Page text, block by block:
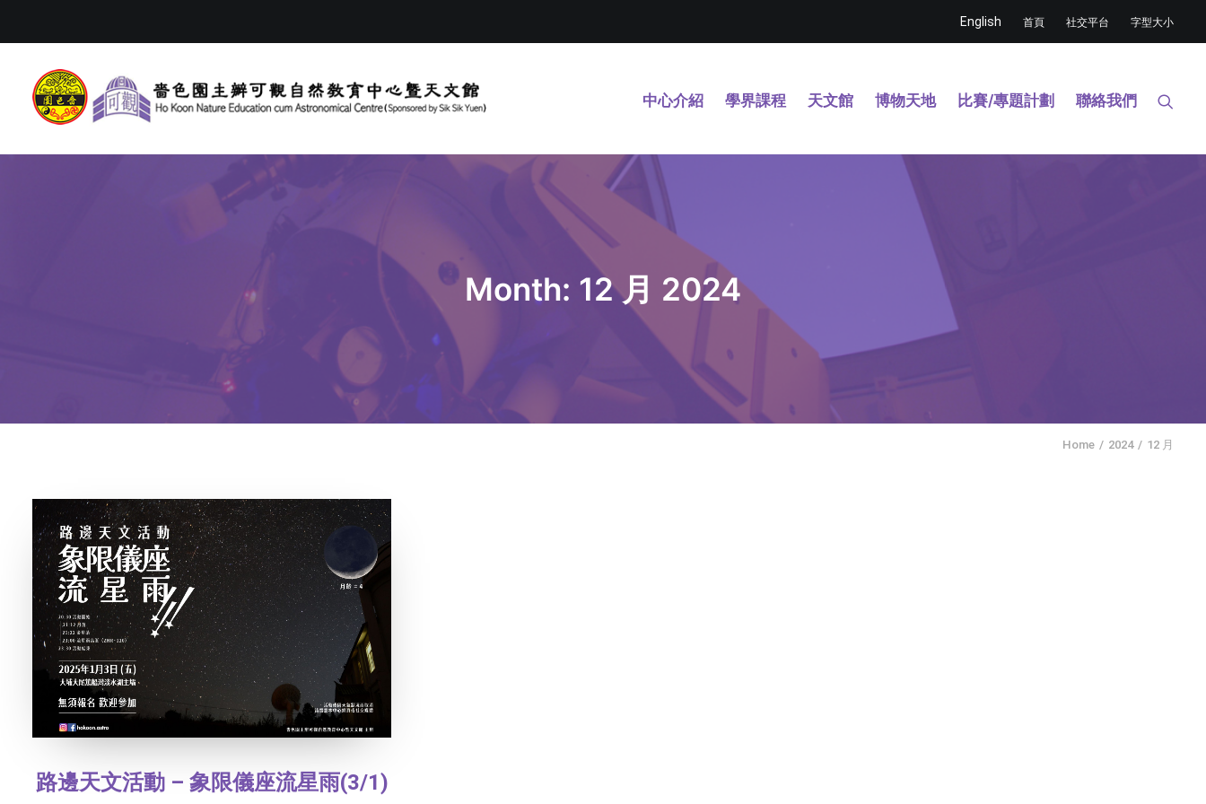
English 首頁 社交平台 字型大小
中心介紹 學界課程 天文館 博物天地 比賽/專題計劃 聯絡我們
Month: 12 月 2024
Home 2024 12 月
路邊天文活動 – 象限儀座流星雨(3/1)